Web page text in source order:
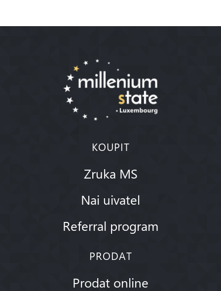
KOUPIT
Zruka MS
Nai uivatel
Referral program
PRODAT
Prodat online